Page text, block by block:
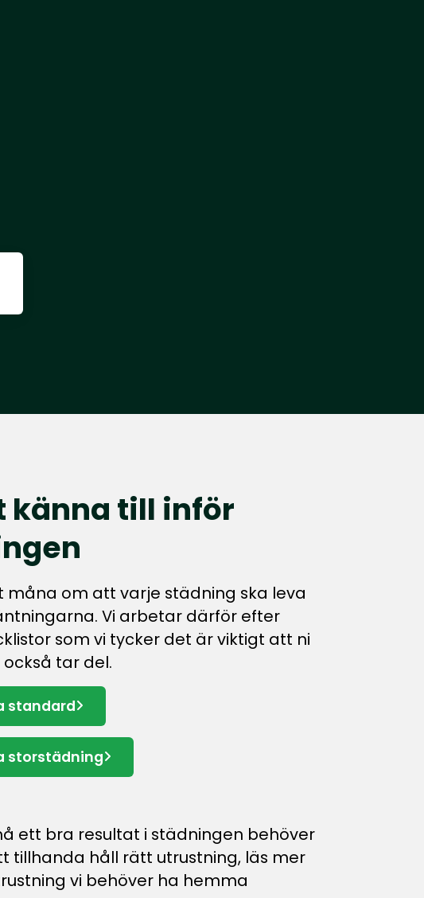
känna till inför
måna om att varje städning ska leva
Vi arbetar därför efter
som vi tycker det är viktigt att ni
tar del.
standard
storstädning
ett bra resultat i städningen behöver
tillhanda håll rätt utrustning, läs mer
vi behöver ha hemma